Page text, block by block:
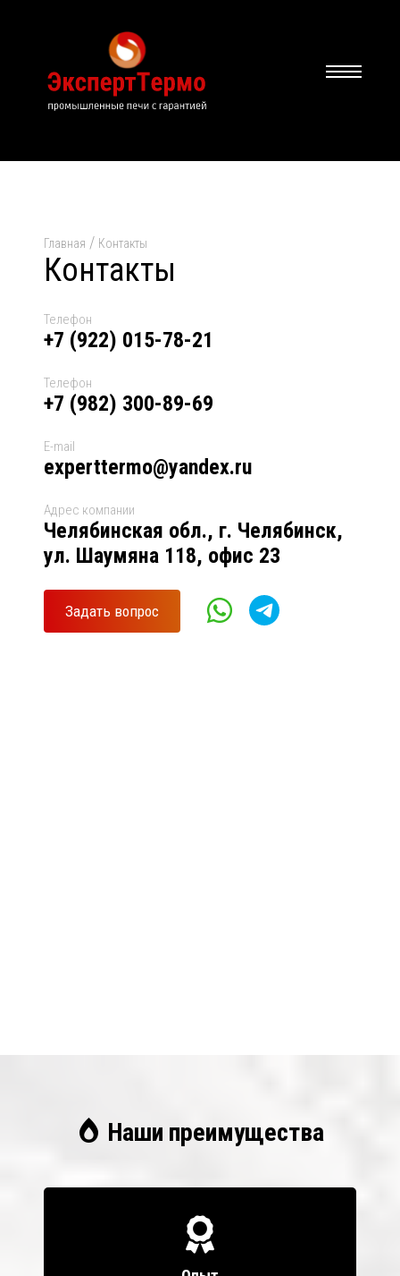
Главная / Контакты
Контакты
Телефон
+7 (922) 015-78-21
Телефон
+7 (982) 300-89-69
E-mail
experttermo@yandex.ru
Адрес компании
Челябинская обл., г. Челябинск,
ул. Шаумяна 118, офис 23
Задать вопрос
Наши преимущества